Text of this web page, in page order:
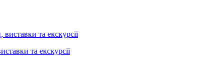
та екскурсії